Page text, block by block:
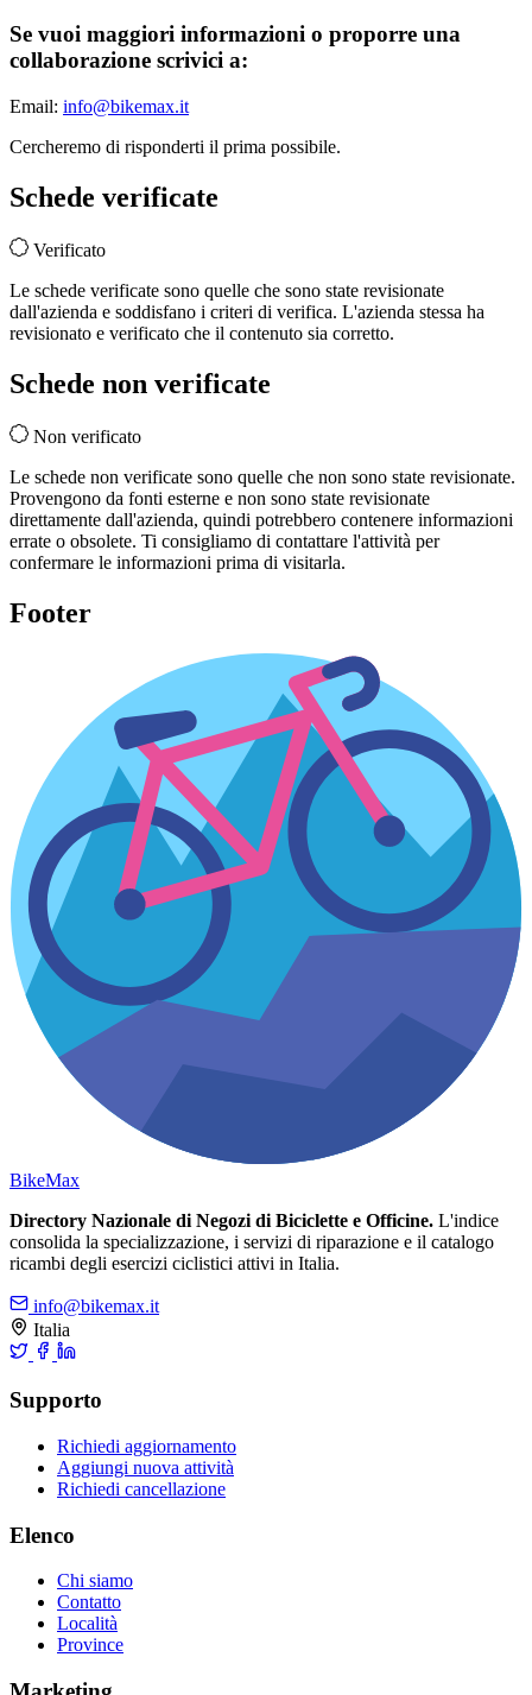
Se vuoi maggiori informazioni o proporre una
collaborazione scrivici a:
Email: info@bikemax.it
Cercheremo di risponderti il prima possibile.
Schede verificate
Verificato
Le schede verificate sono quelle che sono state revisionate
dall'azienda e soddisfano i criteri di verifica. L'azienda stessa ha
revisionato e verificato che il contenuto sia corretto.
Schede non verificate
Non verificato
Le schede non verificate sono quelle che non sono state revisionate.
Provengono da fonti esterne e non sono state revisionate
direttamente dall'azienda, quindi potrebbero contenere informazioni
errate o obsolete. Ti consigliamo di contattare l'attività per
confermare le informazioni prima di visitarla.
Footer
BikeMax
Directory Nazionale di Negozi di Biciclette e Officine. L'indice
consolida la specializzazione, i servizi di riparazione e il catalogo
ricambi degli esercizi ciclistici attivi in Italia.
info@bikemax.it
Italia
Supporto
Richiedi aggiornamento
Aggiungi nuova attività
Richiedi cancellazione
Elenco
Chi siamo
Contatto
Località
Province